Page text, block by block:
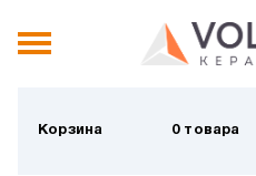
Корзина 0 товара